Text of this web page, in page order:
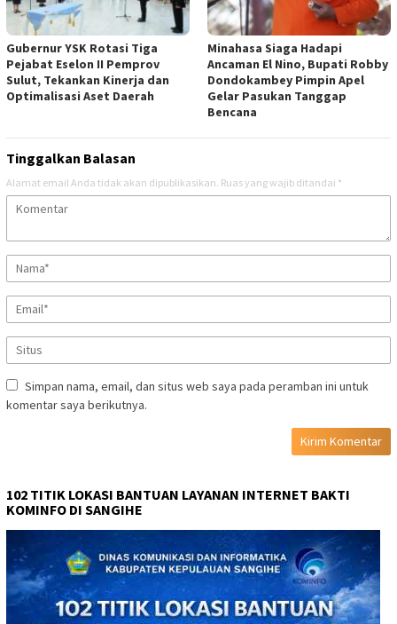
Gubernur YSK Rotasi Tiga
Pejabat Eselon II Pemprov
Sulut, Tekankan Kinerja dan
Optimalisasi Aset Daerah
Minahasa Siaga Hadapi
Ancaman El Nino, Bupati Robby
Dondokambey Pimpin Apel
Gelar Pasukan Tanggap
Bencana
Tinggalkan Balasan
Alamat email Anda tidak akan dipublikasikan. Ruas yang wajib ditandai *
Simpan nama, email, dan situs web saya pada peramban ini untuk
komentar saya berikutnya.
102 TITIK LOKASI BANTUAN LAYANAN INTERNET BAKTI
KOMINFO DI SANGIHE